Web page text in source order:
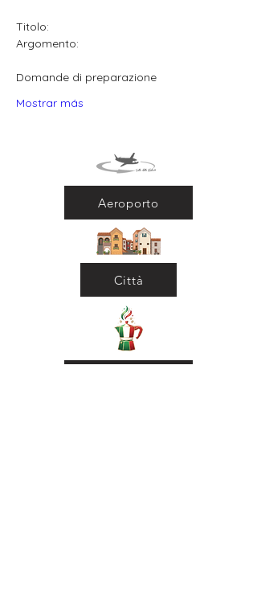
Titolo:
Argomento:
Domande di preparazione
Mostrar más
Aeroporto
Città